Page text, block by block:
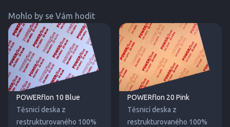
Mohlo by se Vám hodit
POWERflon 10 Blue
Těsnicí deska z
restrukturovaného 100%
POWERflon 20 Pink
Těsnicí deska z
restrukturovaného 100%